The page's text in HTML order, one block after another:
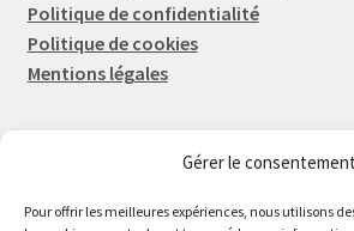
Gérer le consentement
Pour offrir les meilleures expériences, nous utilisons
Politique de confidentialité
Politique de cookies
Mentions légales
Eric FORTIER EI